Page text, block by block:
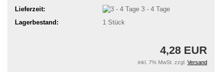
Lieferzeit:
3 - 4 Tage
Lagerbestand:
1 Stück
4,28 EUR
inkl. 7% MwSt. zzgl. Versand